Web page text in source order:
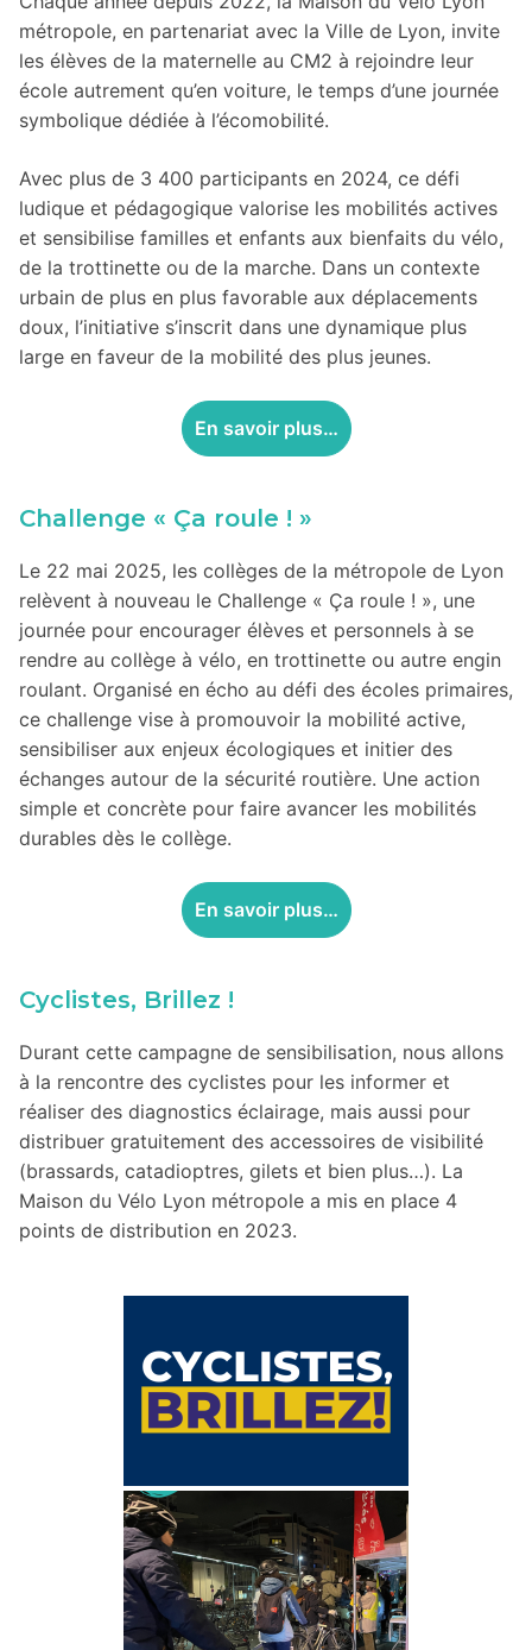
métropole, en partenariat avec la Ville de Lyon, invite
les élèves de la maternelle au CM2 à rejoindre leur
école autrement qu’en voiture, le temps d’une journée
symbolique dédiée à l’écomobilité.
Avec plus de 3 400 participants en 2024, ce défi
ludique et pédagogique valorise les mobilités actives
et sensibilise familles et enfants aux bienfaits du vélo,
de la trottinette ou de la marche. Dans un contexte
urbain de plus en plus favorable aux déplacements
doux, l’initiative s’inscrit dans une dynamique plus
large en faveur de la mobilité des plus jeunes.
En savoir plus…
Challenge « Ça roule ! »
Le 22 mai 2025, les collèges de la métropole de Lyon
relèvent à nouveau le Challenge « Ça roule ! », une
journée pour encourager élèves et personnels à se
rendre au collège à vélo, en trottinette ou autre engin
roulant. Organisé en écho au défi des écoles primaires,
ce challenge vise à promouvoir la mobilité active,
sensibiliser aux enjeux écologiques et initier des
échanges autour de la sécurité routière. Une action
simple et concrète pour faire avancer les mobilités
durables dès le collège.
En savoir plus…
Cyclistes, Brillez !
Durant cette campagne de sensibilisation, nous allons
à la rencontre des cyclistes pour les informer et
réaliser des diagnostics éclairage, mais aussi pour
distribuer gratuitement des accessoires de visibilité
(brassards, catadioptres, gilets et bien plus…). La
Maison du Vélo Lyon métropole a mis en place 4
points de distribution en 2023.